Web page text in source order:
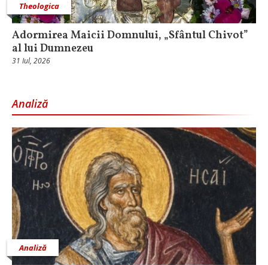
Theologica
Adormirea Maicii Domnului, „Sfântul Chivot”
al lui Dumnezeu
31 Iul, 2026
Analiză
Analiză